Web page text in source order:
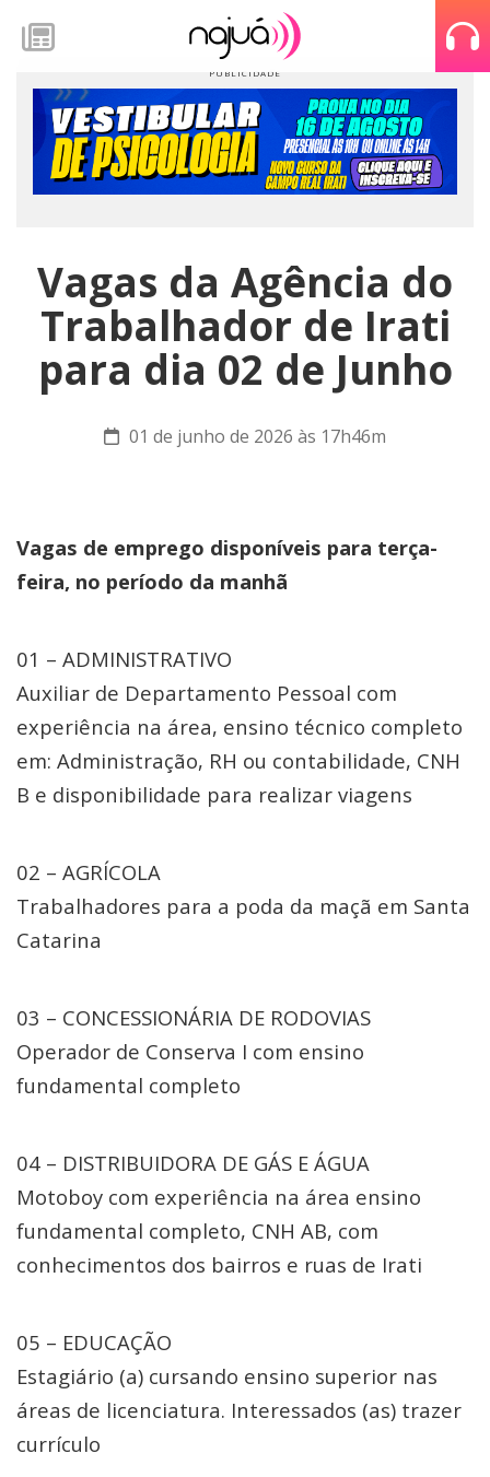
Vagas da Agência do
Trabalhador de Irati
para dia 02 de Junho
01 de junho de 2026 às 17h46m
Vagas de emprego disponíveis para terça-
feira, no período da manhã
01 – ADMINISTRATIVO
Auxiliar de Departamento Pessoal com
experiência na área, ensino técnico completo
em: Administração, RH ou contabilidade, CNH
B e disponibilidade para realizar viagens
02 – AGRÍCOLA
Trabalhadores para a poda da maçã em Santa
Catarina
03 – CONCESSIONÁRIA DE RODOVIAS
Operador de Conserva I com ensino
fundamental completo
04 – DISTRIBUIDORA DE GÁS E ÁGUA
Motoboy com experiência na área ensino
fundamental completo, CNH AB, com
conhecimentos dos bairros e ruas de Irati
05 – EDUCAÇÃO
Estagiário (a) cursando ensino superior nas
áreas de licenciatura. Interessados (as) trazer
currículo